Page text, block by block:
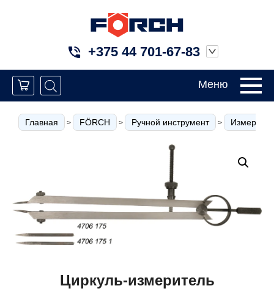
+375 44 701-67-83
Меню
Главная > FÖRCH > Ручной инструмент >
Циркуль-измеритель